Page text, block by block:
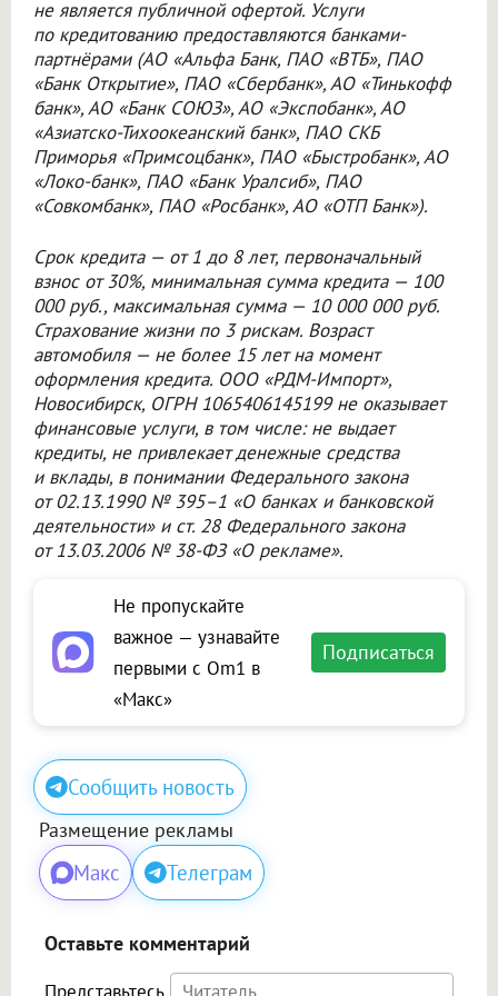
не является публичной офертой. Услуги
по кредитованию предоставляются банками-
партнёрами (АО «Альфа Банк, ПАО «ВТБ», ПАО
«Банк Открытие», ПАО «Сбербанк», АО «Тинькофф
банк», АО «Банк СОЮЗ», АО «Экспобанк», АО
«Азиатско-Тихоокеанский банк», ПАО СКБ
Приморья «Примсоцбанк», ПАО «Быстробанк», АО
«Локо-банк», ПАО «Банк Уралсиб», ПАО
«Совкомбанк», ПАО «Росбанк», АО «ОТП Банк»).
Срок кредита — от 1 до 8 лет, первоначальный
взнос от 30%, минимальная сумма кредита — 100
000 руб., максимальная сумма — 10 000 000 руб.
Страхование жизни по 3 рискам. Возраст
автомобиля — не более 15 лет на момент
оформления кредита. ООО «РДМ-Импорт»,
Новосибирск, ОГРН 1065406145199 не оказывает
финансовые услуги, в том числе: не выдает
кредиты, нe привлекает денежные средства
и вклады, в понимании Федерального закона
от 02.13.1990 № 395–1 «О банках и банковской
деятельности» и ст. 28 Федерального закона
от 13.03.2006 № 38-ФЗ «О рекламе».
Не пропускайте
важное — узнавайте
первыми с Om1 в
«Макс»
Подписаться
Сообщить новость
Размещение рекламы
Макс Телеграм
Оставьте комментарий